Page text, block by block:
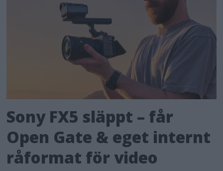
Sony FX5 släppt – får
Open Gate & eget internt
råformat för video